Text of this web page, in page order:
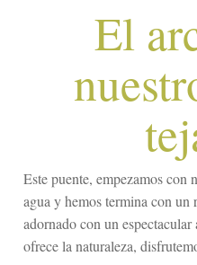
El
Este puente, empezamos
agua y hemos termina con un
adornado con un
ofrece la naturaleza,